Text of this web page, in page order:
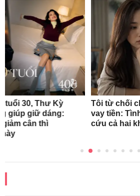
Tôi từ chối cho người nhà chồng
vay tiền: Tình nghĩa không vỡ, còn
cứu cả hai khỏi một thảm họa